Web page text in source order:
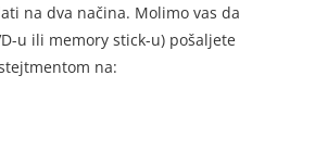
na dva načina. Molimo vas da
u ili memory stick-u) pošaljete
na: